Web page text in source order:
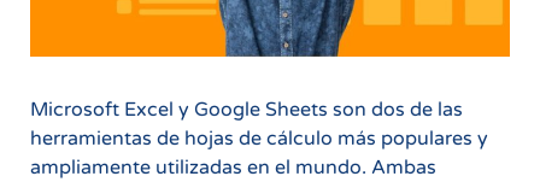
Microsoft Excel y Google Sheets son dos de las
herramientas de hojas de cálculo más populares y
ampliamente utilizadas en el mundo. Ambas